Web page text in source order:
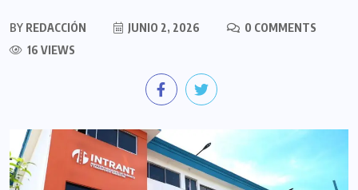
BY REDACCIÓN JUNIO 2, 2026
0 COMMENTS
16 VIEWS